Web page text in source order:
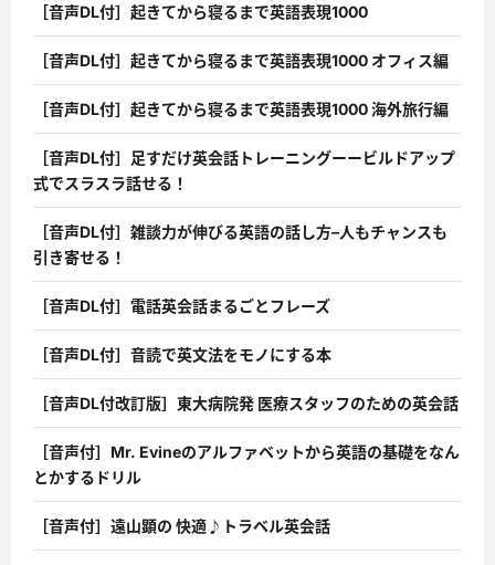
［音声DL付］起きてから寝るまで英語表現1000
［音声DL付］起きてから寝るまで英語表現1000 オフィス編
［音声DL付］起きてから寝るまで英語表現1000 海外旅行編
［音声DL付］足すだけ英会話トレーニングーービルドアップ
式でスラスラ話せる！
［音声DL付］雑談力が伸びる英語の話し方–人もチャンスも
引き寄せる！
［音声DL付］電話英会話まるごとフレーズ
［音声DL付］音読で英文法をモノにする本
［音声DL付改訂版］東大病院発 医療スタッフのための英会話
［音声付］Mr. Evineのアルファベットから英語の基礎をなん
とかするドリル
［音声付］遠山顕の 快適♪トラベル英会話